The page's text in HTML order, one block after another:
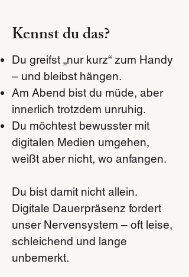
Kennst du das?
Du greifst „nur kurz“ zum Handy
– und bleibst hängen.
Am Abend bist du müde, aber
innerlich trotzdem unruhig.
Du möchtest bewusster mit
digitalen Medien umgehen,
weißt aber nicht, wo anfangen.
Du bist damit nicht allein.
Digitale Dauerpräsenz fordert
unser Nervensystem – oft leise,
schleichend und lange
unbemerkt.